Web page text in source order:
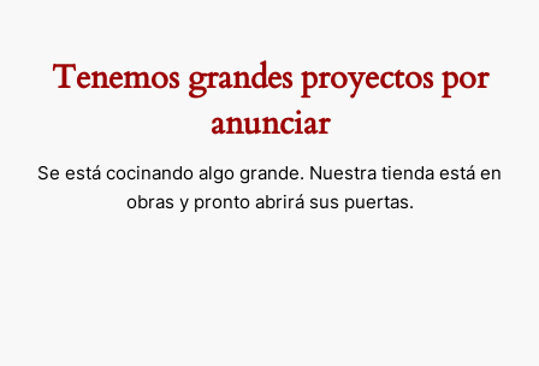
Tenemos grandes proyectos por
anunciar
Se está cocinando algo grande. Nuestra tienda está en
obras y pronto abrirá sus puertas.